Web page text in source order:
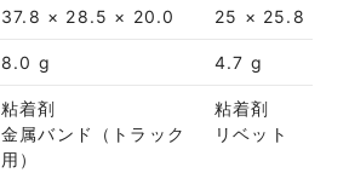
37.8 × 28.5 × 20.0 25 × 25.8 ×
8.0 g 4.7 g
粘着剤
金属バンド（トラック
用）
粘着剤
リベット